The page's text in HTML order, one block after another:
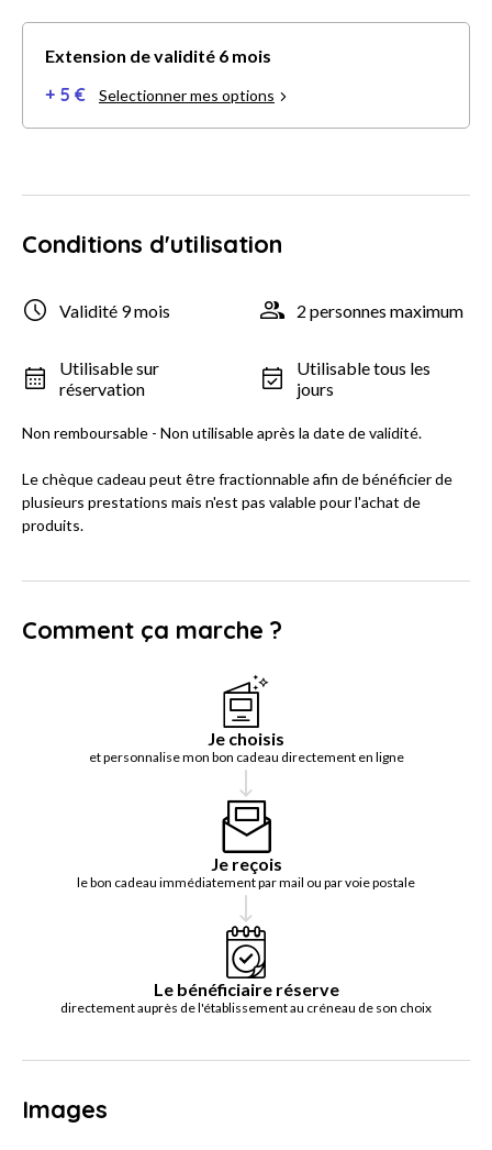
Extension de validité 6 mois
+ 5 € Selectionner mes options
Conditions d'utilisation
Validité 9 mois 2 personnes maximum
Utilisable sur
réservation
Utilisable tous les
jours
Non remboursable - Non utilisable après la date de validité.
Le chèque cadeau peut être fractionnable afin de bénéficier de
plusieurs prestations mais n'est pas valable pour l'achat de
produits.
Comment ça marche ?
Je choisis
et personnalise mon bon cadeau directement en ligne
Je reçois
le bon cadeau immédiatement par mail ou par voie postale
Le bénéficiaire réserve
directement auprès de l'établissement au créneau de son choix
Images